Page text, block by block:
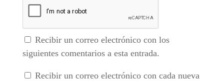
Recibir un correo electrónico con los
siguientes comentarios a esta entrada.
Recibir un correo electrónico con cada nueva